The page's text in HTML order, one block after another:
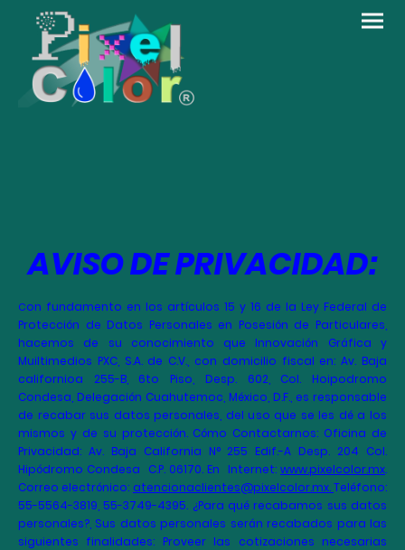
AVISO DE PRIVACIDAD:
Con fundamento en los artículos 15 y 16 de la Ley Federal de
Protección de Datos Personales en Posesión de Particulares,
hacemos de su conocimiento que Innovación Gráfica y
Muiltimedios PXC, S.A. de C.V., con domicilio fiscal en: Av. Baja
californioa 255-B, 6to Piso, Desp. 602, Col. Hoipodromo
Condesa, Delegación Cuahutemoc, México, D.F., es responsable
de recabar sus datos personales, del uso que se les dé a los
mismos y de su protección. Cómo Contactarnos: Oficina de
Privacidad: Av. Baja California N° 255 Edif.-A Desp. 204 Col.
Hipódromo Condesa C.P. 06170. En Internet: www.pixelcolor.mx.
Correo electrónico: atencionaclientes@pixelcolor.mx.Teléfono:
55-5564-3819, 55-3749-4395. ¿Para qué recabamos sus datos
personales?, Sus datos personales serán recabados para las
siguientes finalidades: Proveer las cotizaciones necesarias